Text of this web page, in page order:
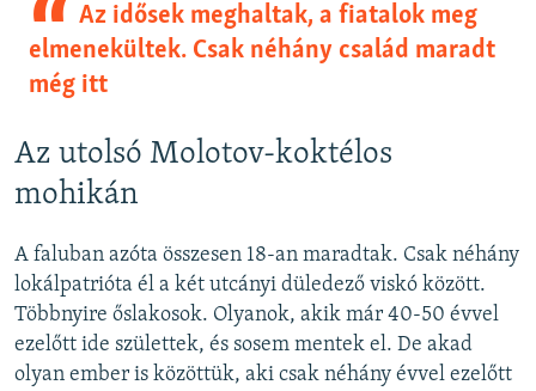
Az idősek meghaltak, a fiatalok meg
elmenekültek. Csak néhány család maradt
még itt
Az utolsó Molotov-koktélos
mohikán
A faluban azóta összesen 18-an maradtak. Csak néhány
lokálpatrióta él a két utcányi düledező viskó között.
Többnyire őslakosok. Olyanok, akik már 40-50 évvel
ezelőtt ide születtek, és sosem mentek el. De akad
olyan ember is közöttük, aki csak néhány évvel ezelőtt